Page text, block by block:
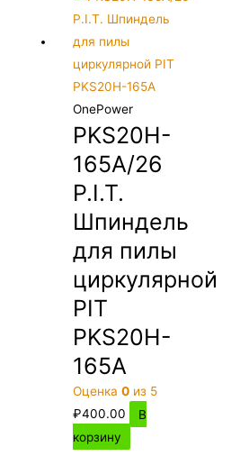
OnePower
PKS20H-
165A/26
P.I.T.
Шпиндель
для пилы
циркулярной
PIT
PKS20H-
165A
Оценка0 из 5
₽400.00
В
корзину